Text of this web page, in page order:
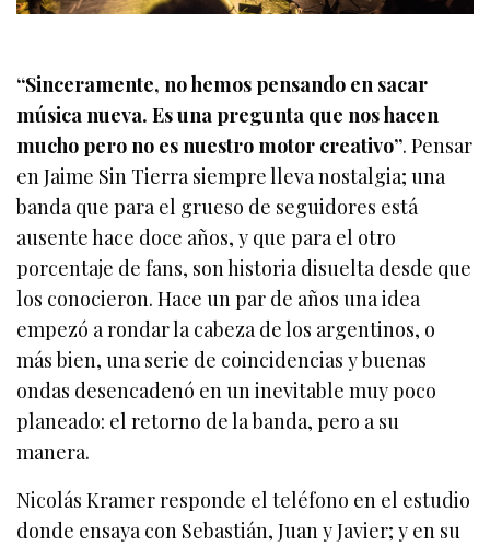
“Sinceramente, no hemos pensando en sacar
música nueva. Es una pregunta que nos hacen
mucho pero no es nuestro motor creativo”. Pensar
en Jaime Sin Tierra siempre lleva nostalgia; una
banda que para el grueso de seguidores está
ausente hace doce años, y que para el otro
porcentaje de fans, son historia disuelta desde que
los conocieron. Hace un par de años una idea
empezó a rondar la cabeza de los argentinos, o
más bien, una serie de coincidencias y buenas
ondas desencadenó en un inevitable muy poco
planeado: el retorno de la banda, pero a su
manera.
Nicolás Kramer responde el teléfono en el estudio
donde ensaya con Sebastián, Juan y Javier; y en su